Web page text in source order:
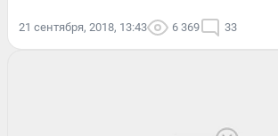
21 сентября, 2018, 13:43 6 369 33